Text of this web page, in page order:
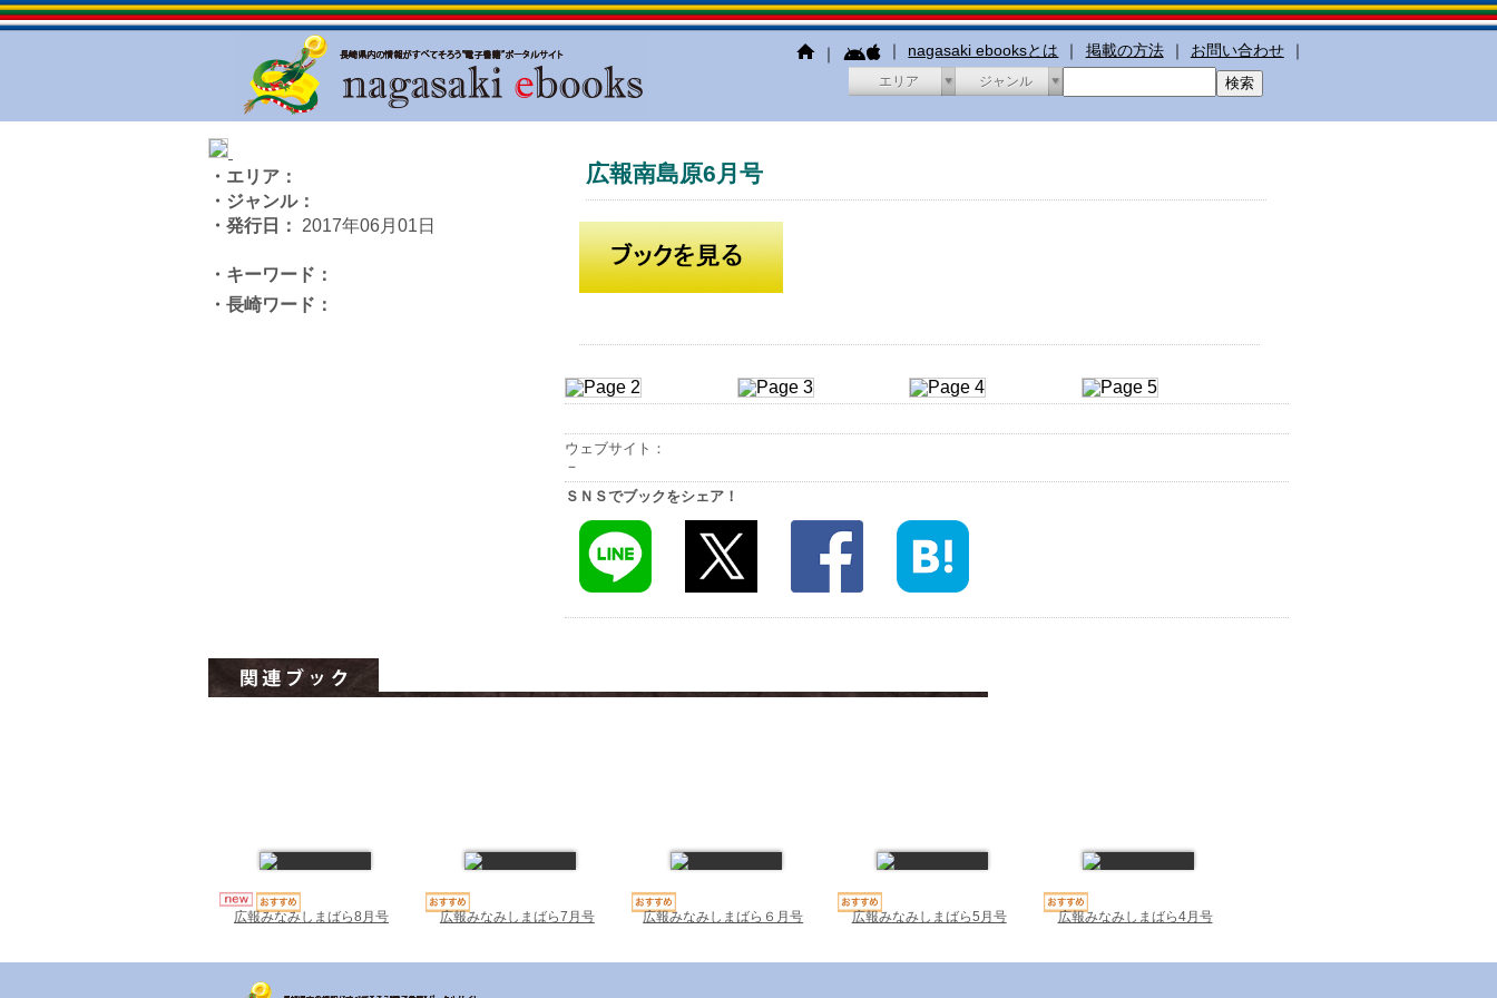
｜ ｜ nagasaki ebooksとは ｜ 掲載の方法 ｜ お問い合わせ ｜
エリア ジャンル
広報南島原6月号
・エリア：
・ジャンル：
・発行日：
2017年06月01日
・キーワード：
・長崎ワード：
ウェブサイト：
－
ＳＮＳでブックをシェア！
広報みなみしまばら8月号 広報みなみしまばら7月号 広報みなみしまばら６月号 広報みなみしまばら5月号 広報みなみしまばら4月号